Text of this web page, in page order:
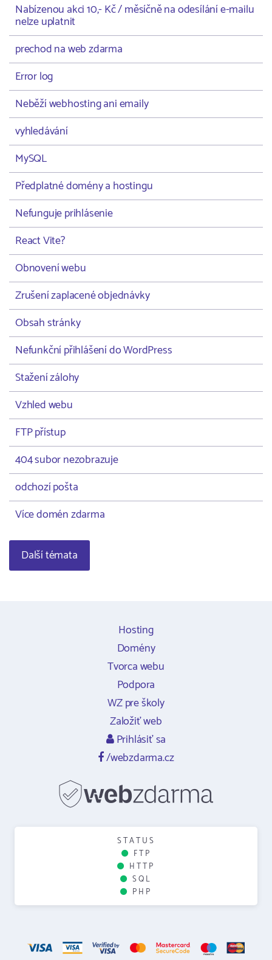
Nabízenou akci 10,- Kč / měsíčně na odesílání e-mailu
nelze uplatnit
prechod na web zdarma
Error log
Neběží webhosting ani emaily
vyhledávání
MySQL
Předplatné domény a hostingu
Nefunguje prihlásenie
React Vite?
Obnovení webu
Zrušení zaplacené objednávky
Obsah stránky
Nefunkční přihlášení do WordPress
Stažení zálohy
Vzhled webu
FTP přístup
404 subor nezobrazuje
odchozí pošta
Více domén zdarma
Další témata
Hosting
Domény
Tvorca webu
Podpora
WZ pre školy
Založiť web
Prihlásiť sa
/webzdarma.cz
STATUS
FTP
HTTP
SQL
PHP